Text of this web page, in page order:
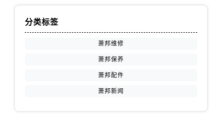
山西省长治市潞州区英雄中路萧邦售后服务中心（需提前预约）
天津市和平区赤峰道136号天津国际金融中心26层2603室萧邦售后服务中心（需提前预约）
分类标签
萧邦维修
萧邦保养
萧邦配件
萧邦新闻